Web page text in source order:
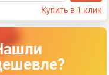
Купить в 1 клик